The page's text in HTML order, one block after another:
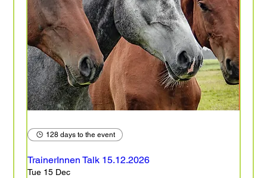
128 days to the event
TrainerInnen Talk 15.12.2026
Tue 15 Dec